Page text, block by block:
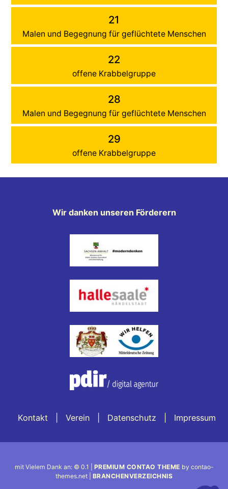
21
Malen und Begegnung für geflüchtete Menschen
22
offene Krabbelgruppe
28
Malen und Begegnung für geflüchtete Menschen
29
offene Krabbelgruppe
Wir danken unseren Förderern
Kontakt Verein Datenschutz Impressum
mit Vielem Dank an: © 0.1 | PREMIUM CONTAO THEME by contao-
themes.net | BRANCHENVERZEICHNIS